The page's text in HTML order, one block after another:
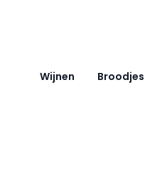
Wijnen Broodjes